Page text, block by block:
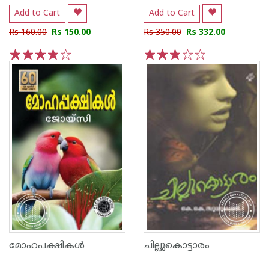
Add to Cart
Rs 160.00 Rs 150.00
5
4
3
2
1
Add to Cart
Rs 350.00 Rs 332.00
5
4
3
2
1
മോഹപക്ഷികള്‍ ചില്ലുകൊട്ടാരം